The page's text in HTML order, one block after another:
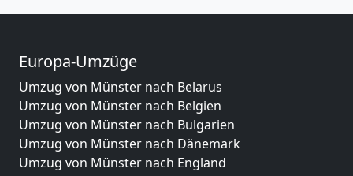
Europa-Umzüge
Umzug von Münster nach Belarus
Umzug von Münster nach Belgien
Umzug von Münster nach Bulgarien
Umzug von Münster nach Dänemark
Umzug von Münster nach England